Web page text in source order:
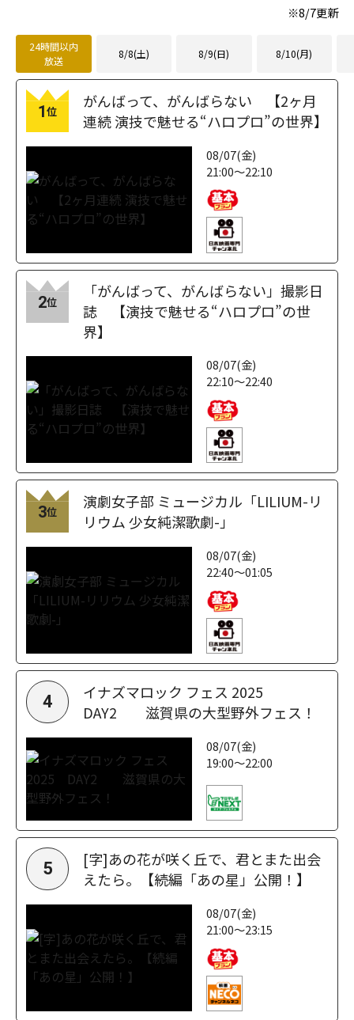
※8/7更新
24時間以内
放送
8/8(土) 8/9(日) 8/10(月)
1位
がんばって、がんばらない 【2ヶ月
連続 演技で魅せる“ハロプロ”の世界】
08/07(金)
21:00～22:10
2位
「がんばって、がんばらない」撮影日
誌 【演技で魅せる“ハロプロ”の世
界】
08/07(金)
22:10～22:40
3位
演劇女子部 ミュージカル「LILIUM-リ
リウム 少女純潔歌劇-」
08/07(金)
22:40～01:05
4
イナズマロック フェス 2025
DAY2 滋賀県の大型野外フェス！
08/07(金)
19:00～22:00
5
[字]あの花が咲く丘で、君とまた出会
えたら。【続編「あの星」公開！】
08/07(金)
21:00～23:15